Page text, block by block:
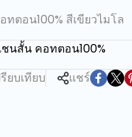
ตอน100% สีเขียวไมโล
นสั้น คอทตอน100%
ยบเทียบ แชร์